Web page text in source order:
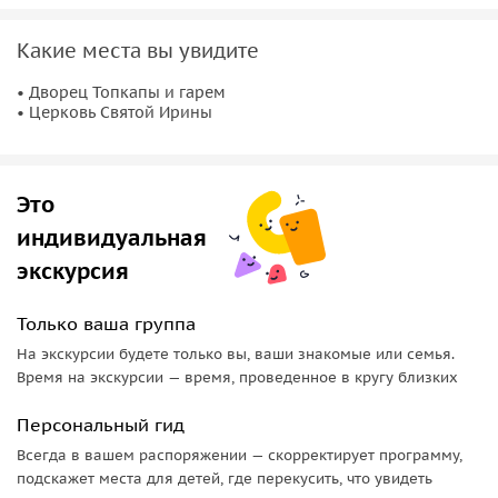
Валиде, каким путём набирали наложниц и путь
судьба наложниц, не разделивших ложе с Султаном.
Какие места вы увидите
• Дворец Топкапы и гарем
• Церковь Святой Ирины
Это
индивидуальная
экскурсия
Только ваша группа
На экскурсии будете только вы, ваши знакомые или семья.
Время на экскурсии — время, проведенное в кругу близких
Персональный гид
Всегда в вашем распоряжении — скорректирует программу,
подскажет места для детей, где перекусить, что увидеть